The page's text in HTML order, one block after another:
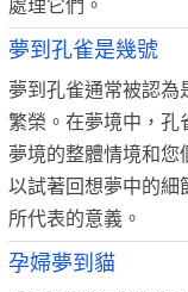
處理它們。
夢到孔雀是幾號
夢到孔雀通常被認為
繁榮。在夢境中，孔
夢境的整體情境和您
以試著回想夢中的細
所代表的意義。
孕婦夢到貓